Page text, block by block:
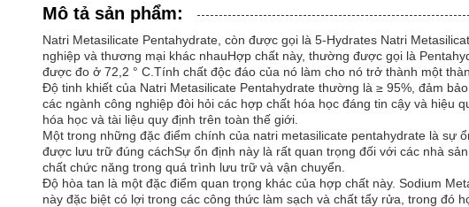
Mô tả sản phẩm:
Natri Metasilicate Pentahydrate, còn được gọi là 5-Hydrates Natri
nghiệp và thương mại khác nhauHợp chất này, thường được gọi là
được đo ở 72,2 ° C.Tính chất độc đáo của nó làm cho nó trở thành một
Độ tinh khiết của Natri Metasilicate Pentahydrate thường là ≥ 95%, đảm
các ngành công nghiệp đòi hỏi các hợp chất hóa học đáng tin cậy và hiệu
hóa học và tài liệu quy định trên toàn thế giới.
Một trong những đặc điểm chính của natri metasilicate pentahydrate là
được lưu trữ đúng cáchSự ổn định này là rất quan trọng đối với các nhà
chất chức năng trong quá trình lưu trữ và vận chuyển.
Độ hòa tan là một đặc điểm quan trọng khác của hợp chất này. Sodium
này đặc biệt có lợi trong các công thức làm sạch và chất tẩy rửa, trong đó